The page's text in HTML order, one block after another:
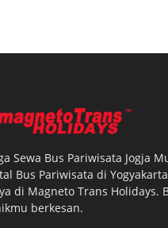
Sewa Bus Pariwisata Jogja
Bus Pariwisata di
di Magneto Trans Holidays.
berkesan.